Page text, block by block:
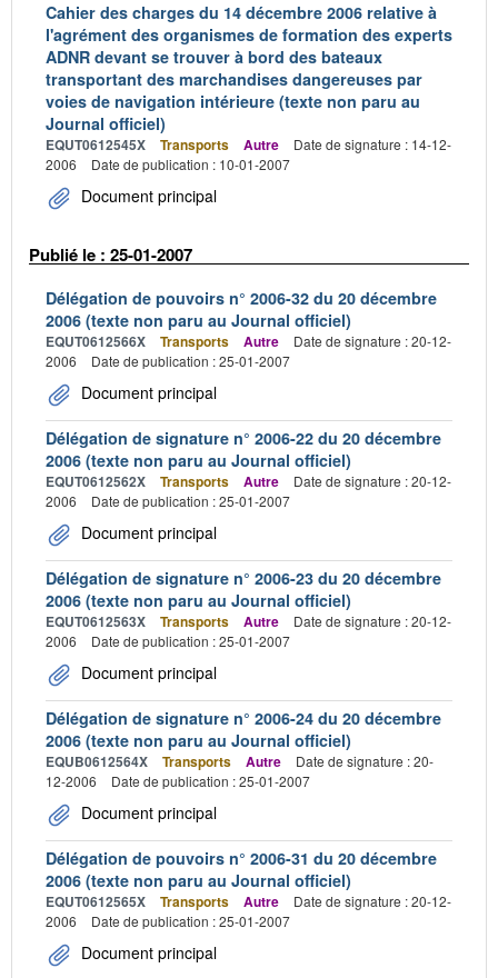
Cahier des charges du 14 décembre 2006 relative à
l'agrément des organismes de formation des experts
ADNR devant se trouver à bord des bateaux
transportant des marchandises dangereuses par
voies de navigation intérieure (texte non paru au
Journal officiel)
EQUT0612545X Transports Autre
Date de signature : 14-12-
2006
Date de publication : 10-01-2007
Document principal
Publié le : 25-01-2007
Délégation de pouvoirs n° 2006-32 du 20 décembre
2006 (texte non paru au Journal officiel)
EQUT0612566X Transports Autre
Date de signature : 20-12-
2006
Date de publication : 25-01-2007
Document principal
Délégation de signature n° 2006-22 du 20 décembre
2006 (texte non paru au Journal officiel)
EQUT0612562X Transports Autre
Date de signature : 20-12-
2006
Date de publication : 25-01-2007
Document principal
Délégation de signature n° 2006-23 du 20 décembre
2006 (texte non paru au Journal officiel)
EQUT0612563X Transports Autre
Date de signature : 20-12-
2006
Date de publication : 25-01-2007
Document principal
Délégation de signature n° 2006-24 du 20 décembre
2006 (texte non paru au Journal officiel)
EQUB0612564X Transports Autre
Date de signature : 20-
12-2006
Date de publication : 25-01-2007
Document principal
Délégation de pouvoirs n° 2006-31 du 20 décembre
2006 (texte non paru au Journal officiel)
EQUT0612565X Transports Autre
Date de signature : 20-12-
2006
Date de publication : 25-01-2007
Document principal